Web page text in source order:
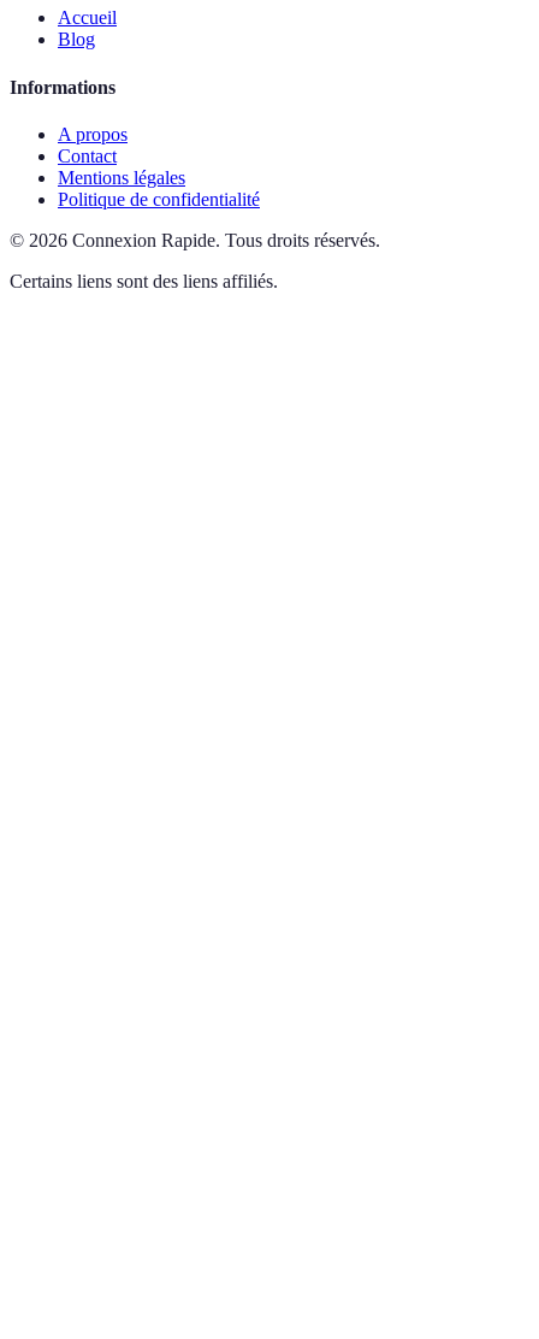
Accueil
Blog
Informations
A propos
Contact
Mentions légales
Politique de confidentialité
© 2026 Connexion Rapide. Tous droits réservés.
Certains liens sont des liens affiliés.